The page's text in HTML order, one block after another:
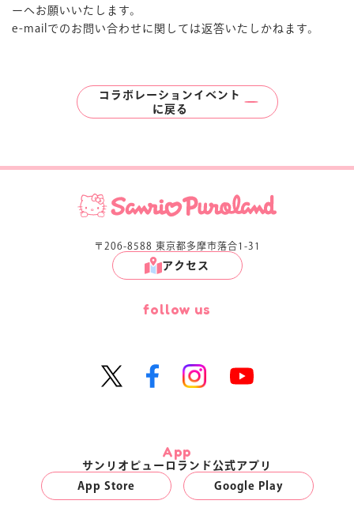
ーへお願いいたします。
e-mailでのお問い合わせに関しては返答いたしかねます。
コラボレーションイベント
に 戻る
〒206-8588 東京都多摩市落合1-31
アクセス
follow us
App
サンリオピューロランド公式アプリ
App Store
Google Play